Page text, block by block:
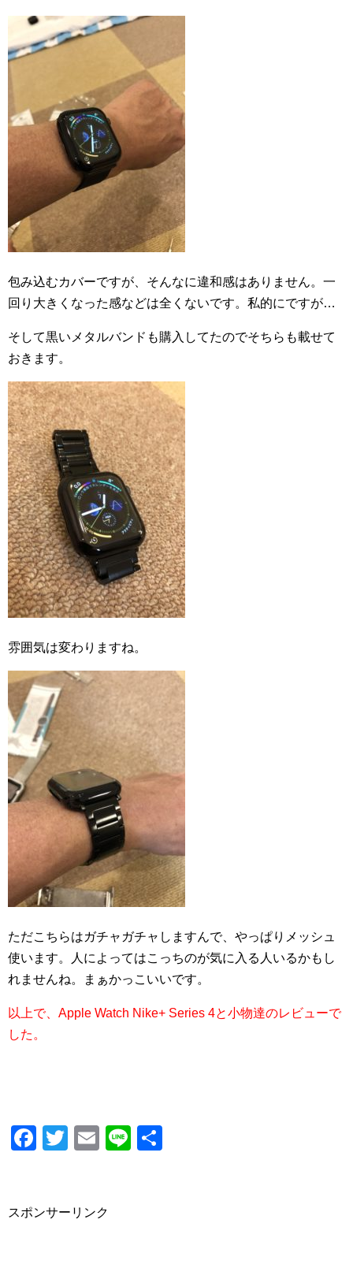
包み込むカバーですが、そんなに違和感はありません。一
回り大きくなった感などは全くないです。私的にですが…
そして黒いメタルバンドも購入してたのでそちらも載せて
おきます。
雰囲気は変わりますね。
ただこちらはガチャガチャしますんで、やっぱりメッシュ
使います。人によってはこっちのが気に入る人いるかもし
れませんね。まぁかっこいいです。
以上で、Apple Watch Nike+ Series 4と小物達のレビューで
した。
F
e
T
er
E
Li
スポンサーリンク